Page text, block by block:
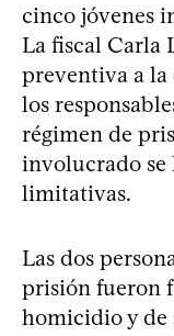
cinco jóvenes
La fiscal Carla
preventiva a la
los
régimen de
involucrado se
limitativas.
Las dos
prisión fueron
homicidio y de